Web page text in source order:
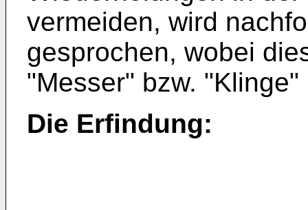
vermeiden, wird
gesprochen, wobei
"Messer" bzw. "Klinge"
Die Erfindung: